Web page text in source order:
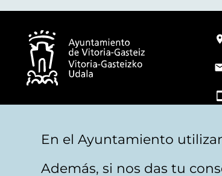
En el Ayuntamiento
Además, si nos das tu